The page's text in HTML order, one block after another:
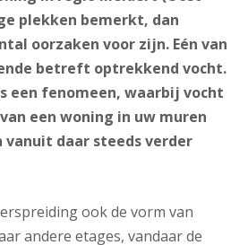
plekken bemerkt, dan
oorzaken voor zijn. Eén van
betreft optrekkend vocht.
een fenomeen, waarbij vocht
een woning in uw muren
vanuit daar steeds verder
ook de vorm van
andere etages, vandaar de